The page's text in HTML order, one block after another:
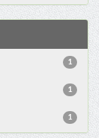
1
1
1